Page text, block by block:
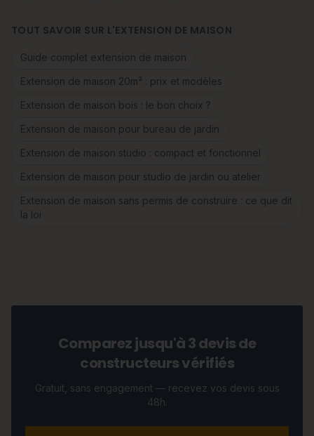
TOUT SAVOIR SUR L'EXTENSION DE MAISON
Guide complet extension de maison
Extension de maison 20m² : prix et modèles
Extension de maison bois : le bon choix ?
Extension de maison pour bureau de jardin
Extension de maison studio : compact et fonctionnel
Extension de maison pour studio de jardin ou atelier
Extension de maison sans permis de construire : ce que dit
la loi
Comparez jusqu'à 3 devis de
constructeurs vérifiés
Gratuit, sans engagement — recevez vos devis sous
48h.